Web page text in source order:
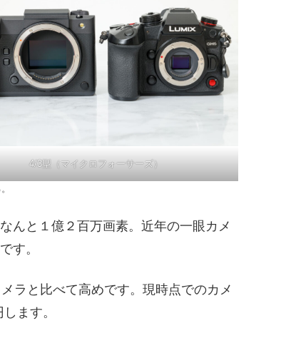
4/3型（マイクロフォーサーズ）
んと１億２百万画素。近年の一眼カメ
す。
ラと比べて高めです。現時点でのカメ
ます。